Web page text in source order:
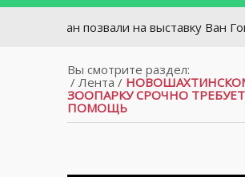
позвали на выставку Ван Гога
Вы смотрите раздел:
/ Лента/
ЗООПАРКУ СРОЧНО
ПОМОЩЬ